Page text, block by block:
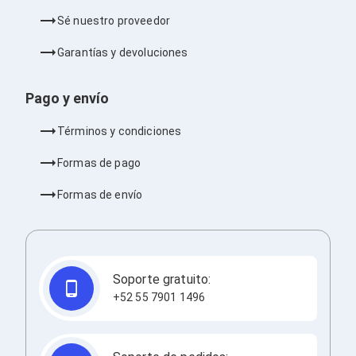
Adaptadores Video
Divisores de Video
Extensores y Receptores de Vídeo
Adaptadores Video DVI
Adaptadores Video VGA / HD15
Repetidores USB
Adaptadores Audio
Adaptadores Audio AUX
Adaptadores Audio USB
Dispositivos de Entrada
Mousepads
Teclados Numéricos
Controles de Juego para PC
Servidores
Accesorios para Servidores
Charolas para Racks y Gabinetes
Sé nuestro proveedor
Garantías y devoluciones
Pago y envío
Términos y condiciones
Formas de pago
Formas de envío
Soporte gratuito:
+52 55 7901 1496